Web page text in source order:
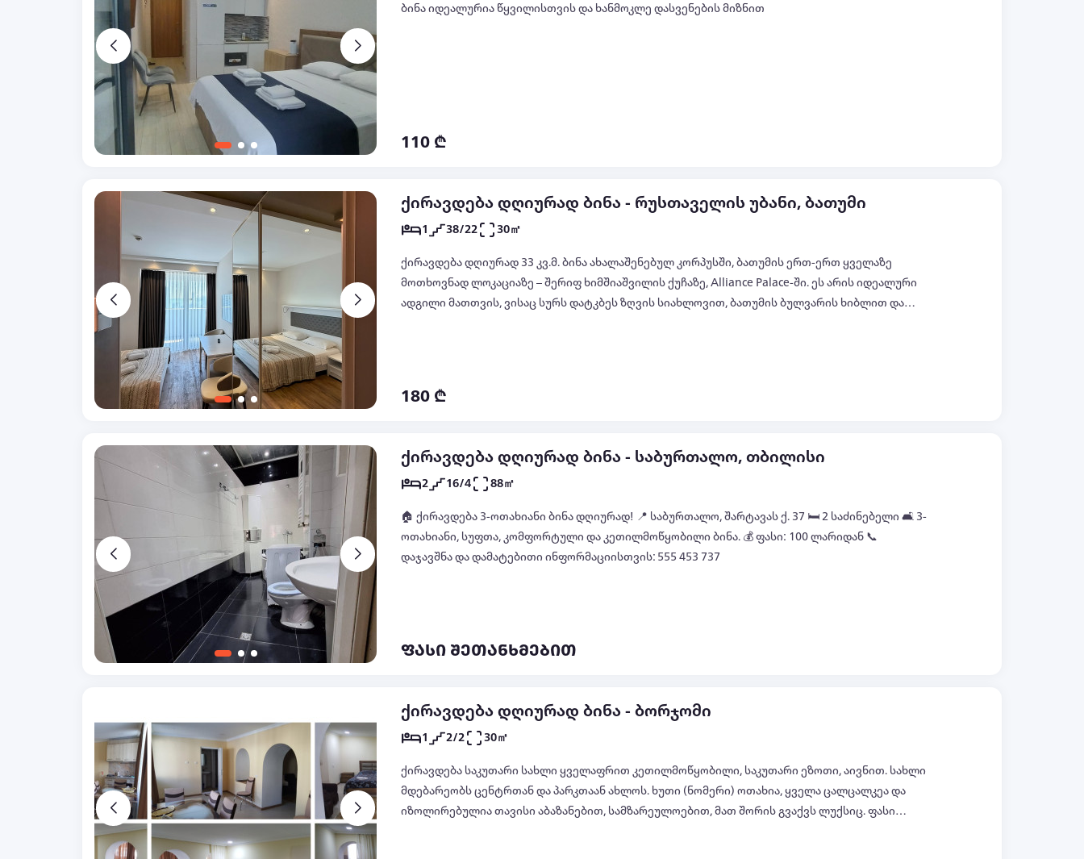
ბინა იდეალურია წყვილისთვის და ხანმოკლე დასვენების მიზნით
110 ₾
ქირავდება დღიურად ბინა - რუსთაველის უბანი, ბათუმი
1 38/22 30㎡
ქირავდება დღიურად 33 კვ.მ. ბინა ახალაშენებულ კორპუსში, ბათუმის ერთ-ერთ ყველაზე
მოთხოვნად ლოკაციაზე – შერიფ ხიმშიაშვილის ქუჩაზე, Alliance Palace-ში. ეს არის იდეალური
ადგილი მათთვის, ვისაც სურს დატკბეს ზღვის სიახლოვით, ბათუმის ბულვარის ხიბლით და
ზონით, ცალკე საძინებელი ზონა, სრულად აღჭურვილი სველი წერტილი და აივანი, საიდანაც
(ჭურჭელი, მაცივარი, გაზქურა, მიკრო-დალღური ღუმელი) , სუფთა თეთრეული და პირსახოცები.
ეს კომპაქტური და მყუდრო ბინა იდეალურია წყვილებისთვის, მცირე ოჯახებისთვის ან
180 ₾
ქირავდება დღიურად ბინა - საბურთალო, თბილისი
2 16/4 88㎡
🏠 ქირავდება 3-ოთახიანი ბინა დღიურად! 📍 საბურთალო, შარტავას ქ. 37 🛏️ 2 საძინებელი 🛋️ 3-
ოთახიანი, სუფთა, კომფორტული და კეთილმოწყობილი ბინა. 💰 ფასი: 100 ლარიდან 📞
დაჯავშნა და დამატებითი ინფორმაციისთვის: 555 453 737
ფასი შეთანხმებით
ქირავდება დღიურად ბინა - ბორჯომი
1 2/2 30㎡
ქირავდება საკუთარი სახლი ყველაფრით კეთილმოწყობილი, საკუთარი ეზოთი, აივნით. სახლი
მდებარეობს ცენტრთან და პარკთაან ახლოს. ხუთი (ნომერი) ოთახია, ყველა ცალცალკეა და
იზოლირებულია თავისი აბაზანებით, სამზარეულოებით, მათ შორის გვაქვს ლუქსიც. ფასი